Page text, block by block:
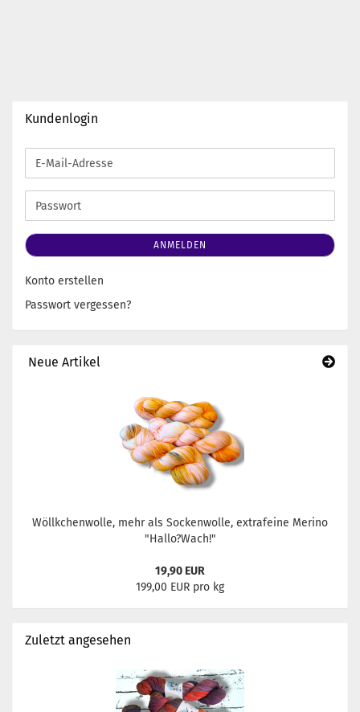
Kundenlogin
E-
Mail-
Adresse
Passwort
ANMELDEN
Konto erstellen
Passwort vergessen?
Neue Artikel
Wöllkchenwolle, mehr als Sockenwolle, extrafeine Merino
"Hallo?Wach!"
19,90 EUR
199,00 EUR pro kg
Zuletzt angesehen